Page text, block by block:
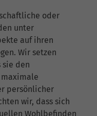
oder
unter
auf ihren
Wir setzen
sie den
maximale
persönlicher
wir, dass sich
Wohlbefinden